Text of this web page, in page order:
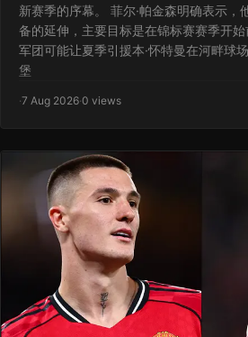
新赛季的序幕。 菲尔·帕金森明确表示，
备的延伸，主要目标是在锦标赛赛季开
军团可能让夏季引援本·怀特曼在河畔球
堡
·7 Aug 2026·0 views